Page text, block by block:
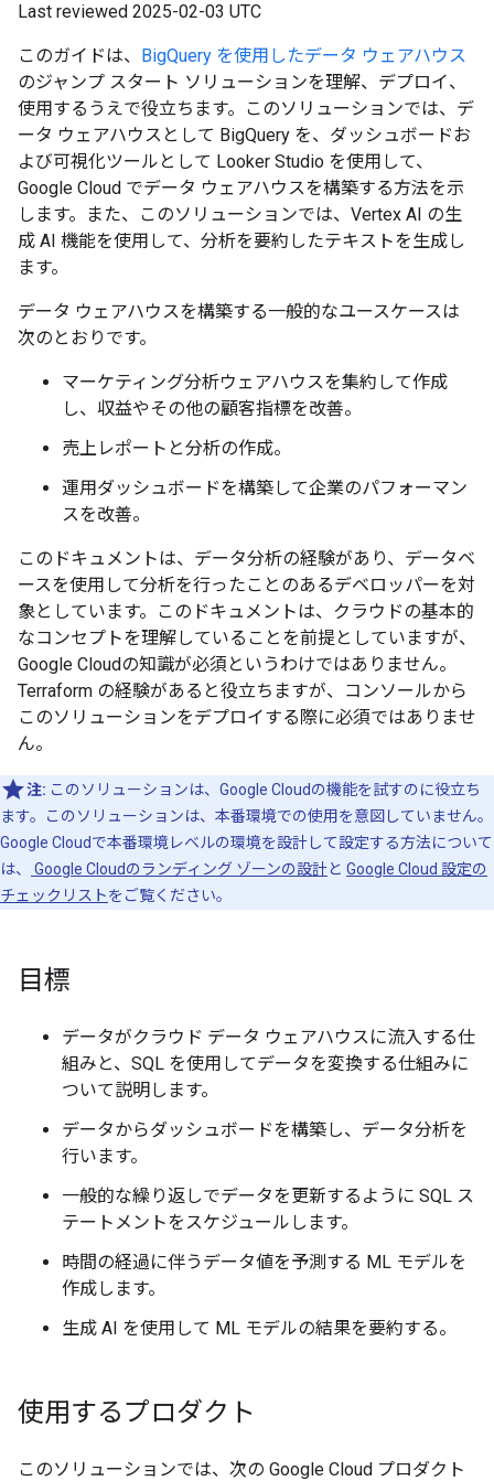
Last reviewed 2025-02-03 UTC
このガイドは、 BigQuery を使用したデータ ウェアハウス
のジャンプ スタート ソリューションを理解、デプロイ、
使用するうえで役立ちます。このソリューションでは、デ
ータ ウェアハウスとして BigQuery を、ダッシュボードお
よび可視化ツールとして Looker Studio を使用して、
Google Cloud でデータ ウェアハウスを構築する方法を示
します。また、このソリューションでは、Vertex AI の生
成 AI 機能を使用して、分析を要約したテキストを生成し
ます。
データ ウェアハウスを構築する一般的なユースケースは
次のとおりです。
マーケティング分析ウェアハウスを集約して作成
し、収益やその他の顧客指標を改善。
売上レポートと分析の作成。
運用ダッシュボードを構築して企業のパフォーマン
スを改善。
このドキュメントは、データ分析の経験があり、データベ
ースを使用して分析を行ったことのあるデベロッパーを対
象としています。このドキュメントは、クラウドの基本的
なコンセプトを理解していることを前提としていますが、
Google Cloudの知識が必須というわけではありません。
Terraform の経験があると役立ちますが、コンソールから
このソリューションをデプロイする際に必須ではありませ
ん。
注: このソリューションは、Google Cloudの機能を試すのに役立ち
ます。このソリューションは、本番環境での使用を意図していません。
Google Cloudで本番環境レベルの環境を設計して設定する方法について
は、
Google Cloudのランディング ゾーンの設計と Google Cloud 設定の
チェックリストをご覧ください。
目標
データがクラウド データ ウェアハウスに流入する仕
組みと、SQL を使用してデータを変換する仕組みに
ついて説明します。
データからダッシュボードを構築し、データ分析を
行います。
一般的な繰り返しでデータを更新するように SQL ス
テートメントをスケジュールします。
時間の経過に伴うデータ値を予測する ML モデルを
作成します。
生成 AI を使用して ML モデルの結果を要約する。
使用するプロダクト
このソリューションでは、次の Google Cloud プロダクト